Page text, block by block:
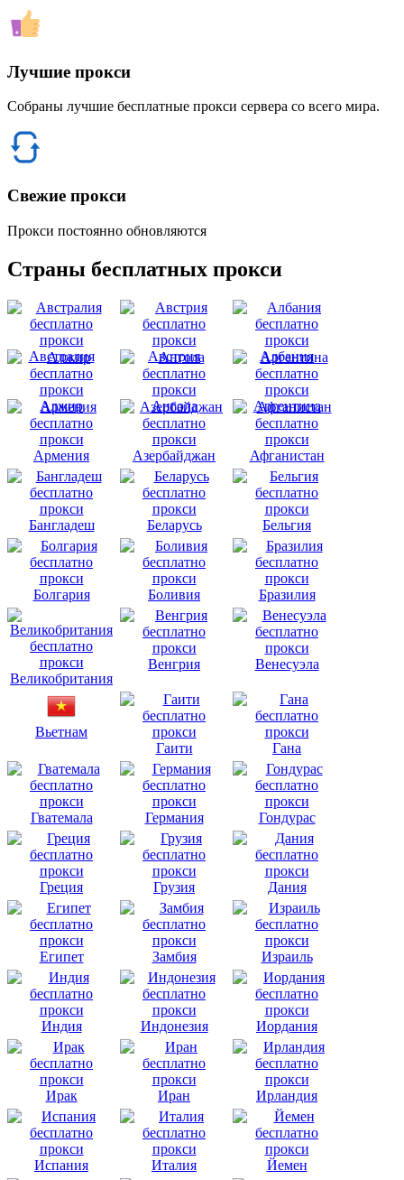
Лучшие прокси
Собраны лучшие бесплатные прокси сервера со всего мира.
Свежие прокси
Прокси постоянно обновляются
Страны бесплатных прокси
Австралия Австрия Албания
Алжир Ангола Аргентина
Армения Азербайджан Афганистан
Бангладеш Беларусь Бельгия
Болгария Боливия Бразилия
Великобритания
Венгрия Венесуэла
Вьетнам
Гаити
Гана
Гватемала Германия Гондурас
Греция Грузия Дания
Египет Замбия Израиль
Индия Индонезия Иордания
Ирак Иран Ирландия
Испания Италия Йемен